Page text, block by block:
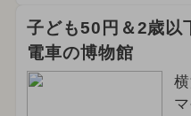
子ども50円＆2歳以
電車の博物館